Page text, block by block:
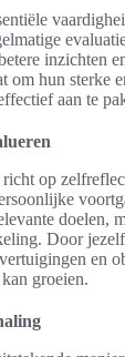
inzichten
om hun sterke
aan te
op
doelen,
Door
en
groeien.